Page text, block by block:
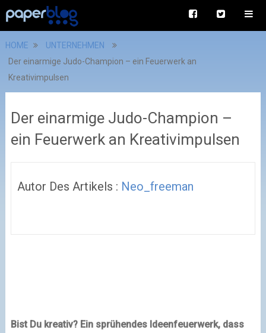
HOME
UNTERNEHMEN
Der einarmige Judo-Champion – ein Feuerwerk an
Kreativimpulsen
Der einarmige Judo-Champion –
ein Feuerwerk an Kreativimpulsen
Autor Des Artikels : Neo_freeman
Bist Du kreativ? Ein sprühendes Ideenfeuerwerk, dass